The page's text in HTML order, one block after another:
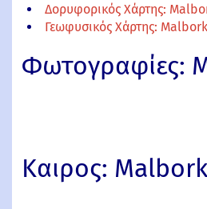
Δορυφορικός Χάρτης:
Γεωφυσικός Χάρτης:
Φωτογραφίες:
Καιρος: